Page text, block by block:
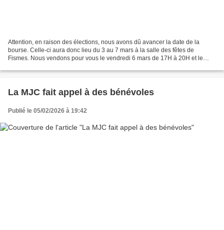
Attention, en raison des élections, nous avons dû avancer la date de la
bourse. Celle-ci aura donc lieu du 3 au 7 mars à la salle des fêtes de
Fismes. Nous vendons pour vous le vendredi 6 mars de 17H à 20H et le
La MJC fait appel à des bénévoles
Publié le 05/02/2026 à 19:42